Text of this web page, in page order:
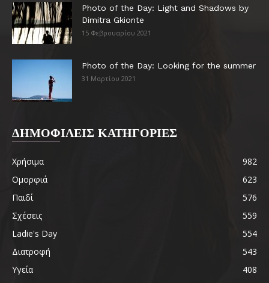
Photo of the Day: Light and Shadows by
Dimitra Gkionte
15 Φεβρουαρίου 2021
Photo of the Day: Looking for the summer
31 Μαρτίου 2021
ΔΗΜΟΦΙΛΕΙΣ ΚΑΤΗΓΟΡΙΕΣ
Χρήσιμα
982
Ομορφιά
623
Παιδί
576
Σχέσεις
559
Ladie's Day
554
Διατροφή
543
Υγεία
408